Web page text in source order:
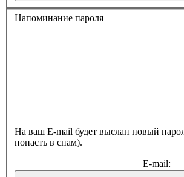
Напоминание пароля
На ваш E-mail будет выслан новый
попасть в спам).
E-mail: